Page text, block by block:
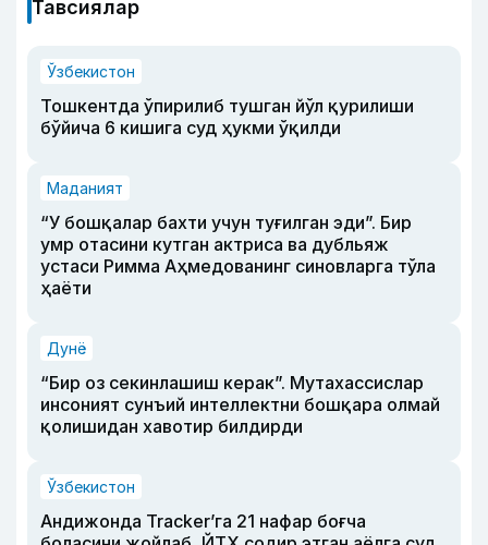
Тавсиялар
Ўзбекистон
Тошкентда ўпирилиб тушган йўл қурилиши
бўйича 6 кишига суд ҳукми ўқилди
Маданият
“У бошқалар бахти учун туғилган эди”. Бир
умр отасини кутган актриса ва дубльяж
устаси Римма Аҳмедованинг синовларга тўла
ҳаёти
Дунё
“Бир оз секинлашиш керак”. Мутахассислар
инсоният сунъий интеллектни бошқара олмай
қолишидан хавотир билдирди
Ўзбекистон
Андижонда Tracker’га 21 нафар боғча